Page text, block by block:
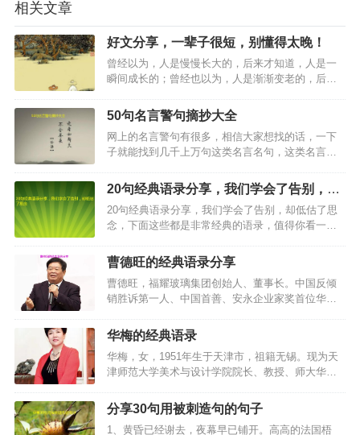
相关文章
好文分享，一辈子很短，别懂得太晚！
曾经以为，人是慢慢长大的，后来才知道，人是一
瞬间成长的；曾经也以为，人是渐渐变老的，后来
​50句名言警句摘抄大全
网上的名言警句有很多，相信大家想找的话，一下
子就能找到几千上万句这类名言名句，这类名言名
有些可能对你的人生有很大帮助。喜欢名言警句的
朋友，赶紧看下面小编摘录的50句名言警句吧，一
定会对你有所帮助的…
20句经典语录分享，​我们学会了告别，却
低估了思念
20句经典语录分享，我们学会了告别，却低估了思
念，下面这些都是非常经典的语录，值得你看一下
曹德旺的经典语录分享
曹德旺，福耀玻璃集团创始人、董事长。中国反倾
销胜诉第一人、中国首善、安永企业家奖首位华人
车玻璃供应商。他是不行贿的企业家，自称“没送过
一盒月饼”，以人格做事；他是行善的佛教徒，从
1983年第一次…
华梅的经典语录
华梅，女，1951年生于天津市，祖籍无锡。现为天
津师范大学美术与设计学院院长、教授、师大华梅
献中青年专家”，享受国务院政府津贴。1997年天津
市劳动模范，1998年全国教育系统巾帼建功标兵、
分享30句用被刺造句的句子
1、黄昏已经谢去，夜幕早已铺开。高高的法国梧